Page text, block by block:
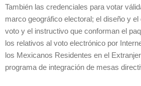
También las credenciales para votar
marco geográfico electoral; el diseño y
voto y el instructivo que conforman el
los relativos al voto electrónico por
los Mexicanos Residentes en el
programa de integración de mesas